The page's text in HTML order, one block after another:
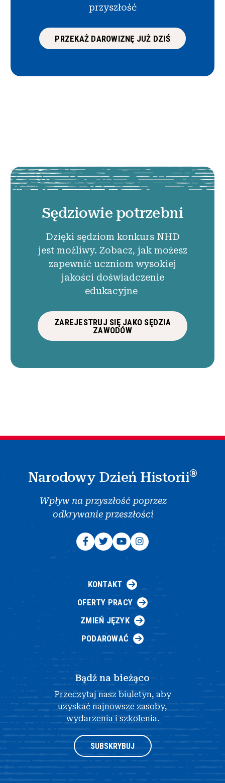
przyszłość
PRZEKAŻ DAROWIZNĘ JUŻ DZIŚ
Sędziowie potrzebni
Dzięki sędziom konkurs NHD
jest możliwy. Zobacz, jak możesz
zapewnić uczniom wysokiej
jakości doświadczenie
edukacyjne
ZAREJESTRUJ SIĘ JAKO SĘDZIA
ZAWODÓW
Narodowy Dzień Historii®
Wpływ na przyszłość poprzez
odkrywanie przeszłości
KONTAKT
OFERTY PRACY
ZMIEŃ JĘZYK
PODAROWAĆ
Bądź na bieżąco
Przeczytaj nasz biuletyn, aby
uzyskać najnowsze zasoby,
wydarzenia i szkolenia.
SUBSKRYBUJ